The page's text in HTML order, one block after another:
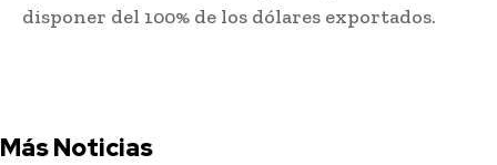
disponer del 100% de los dólares exportados.
Más Noticias